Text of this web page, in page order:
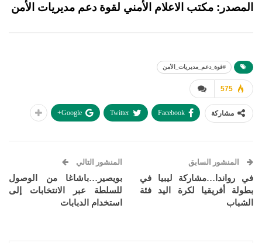
المصدر: مكتب الاعلام الأمني لقوة دعم مديريات الأمن
#قوة_دعم_مديريات_الأمن
575
مشاركة Facebook
Twitter
Google+
المنشور السابق
في رواندا…مشاركة ليبيا في
بطولة أفريقيا لكرة اليد فئة
الشباب
المنشور التالي
بويصير…باشاغا من الوصول
للسلطة عبر الانتخابات إلى
استخدام الدبابات